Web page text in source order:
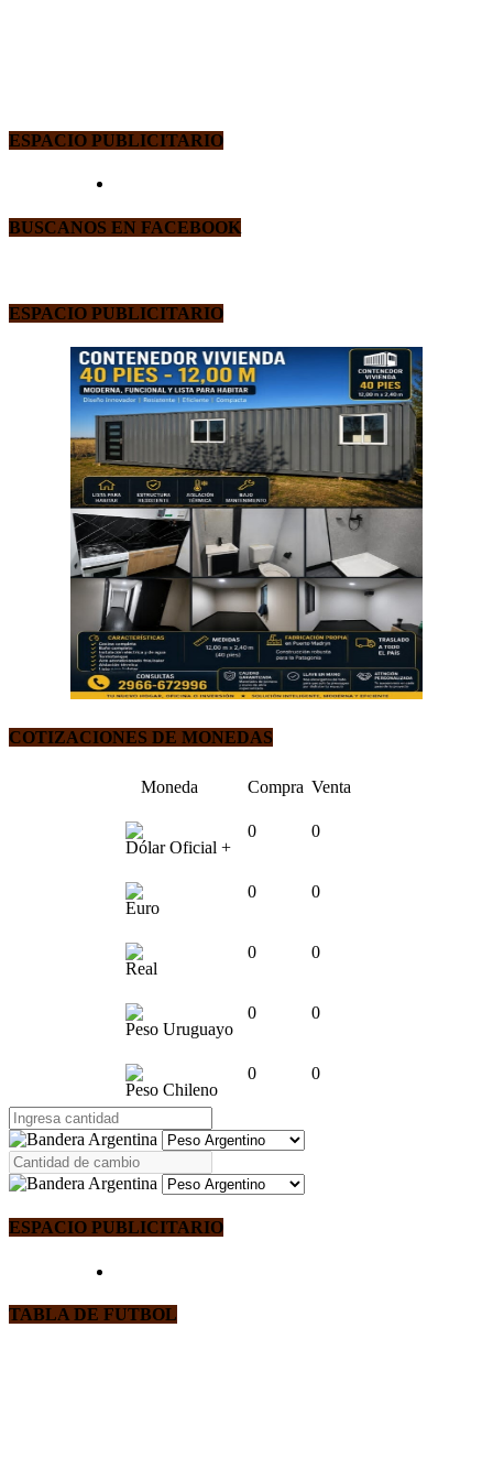
ESPACIO PUBLICITARIO
BUSCANOS EN FACEBOOK
ESPACIO PUBLICITARIO
COTIZACIONES DE MONEDAS
Moneda Compra Venta
Dólar Oficial +
0 0
Euro
0 0
Real
0 0
Peso Uruguayo
0 0
Peso Chileno
0 0
ESPACIO PUBLICITARIO
TABLA DE FUTBOL